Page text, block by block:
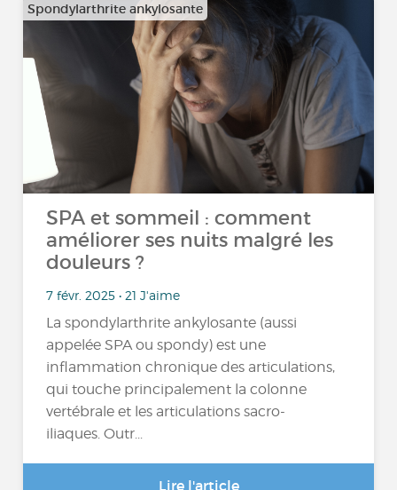
Spondylarthrite ankylosante
SPA et sommeil : comment
améliorer ses nuits malgré les
douleurs ?
7 févr. 2025 • 21 J'aime
La spondylarthrite ankylosante (aussi
appelée SPA ou spondy) est une
inflammation chronique des articulations,
qui touche principalement la colonne
vertébrale et les articulations sacro-
iliaques. Outr...
Lire l'article